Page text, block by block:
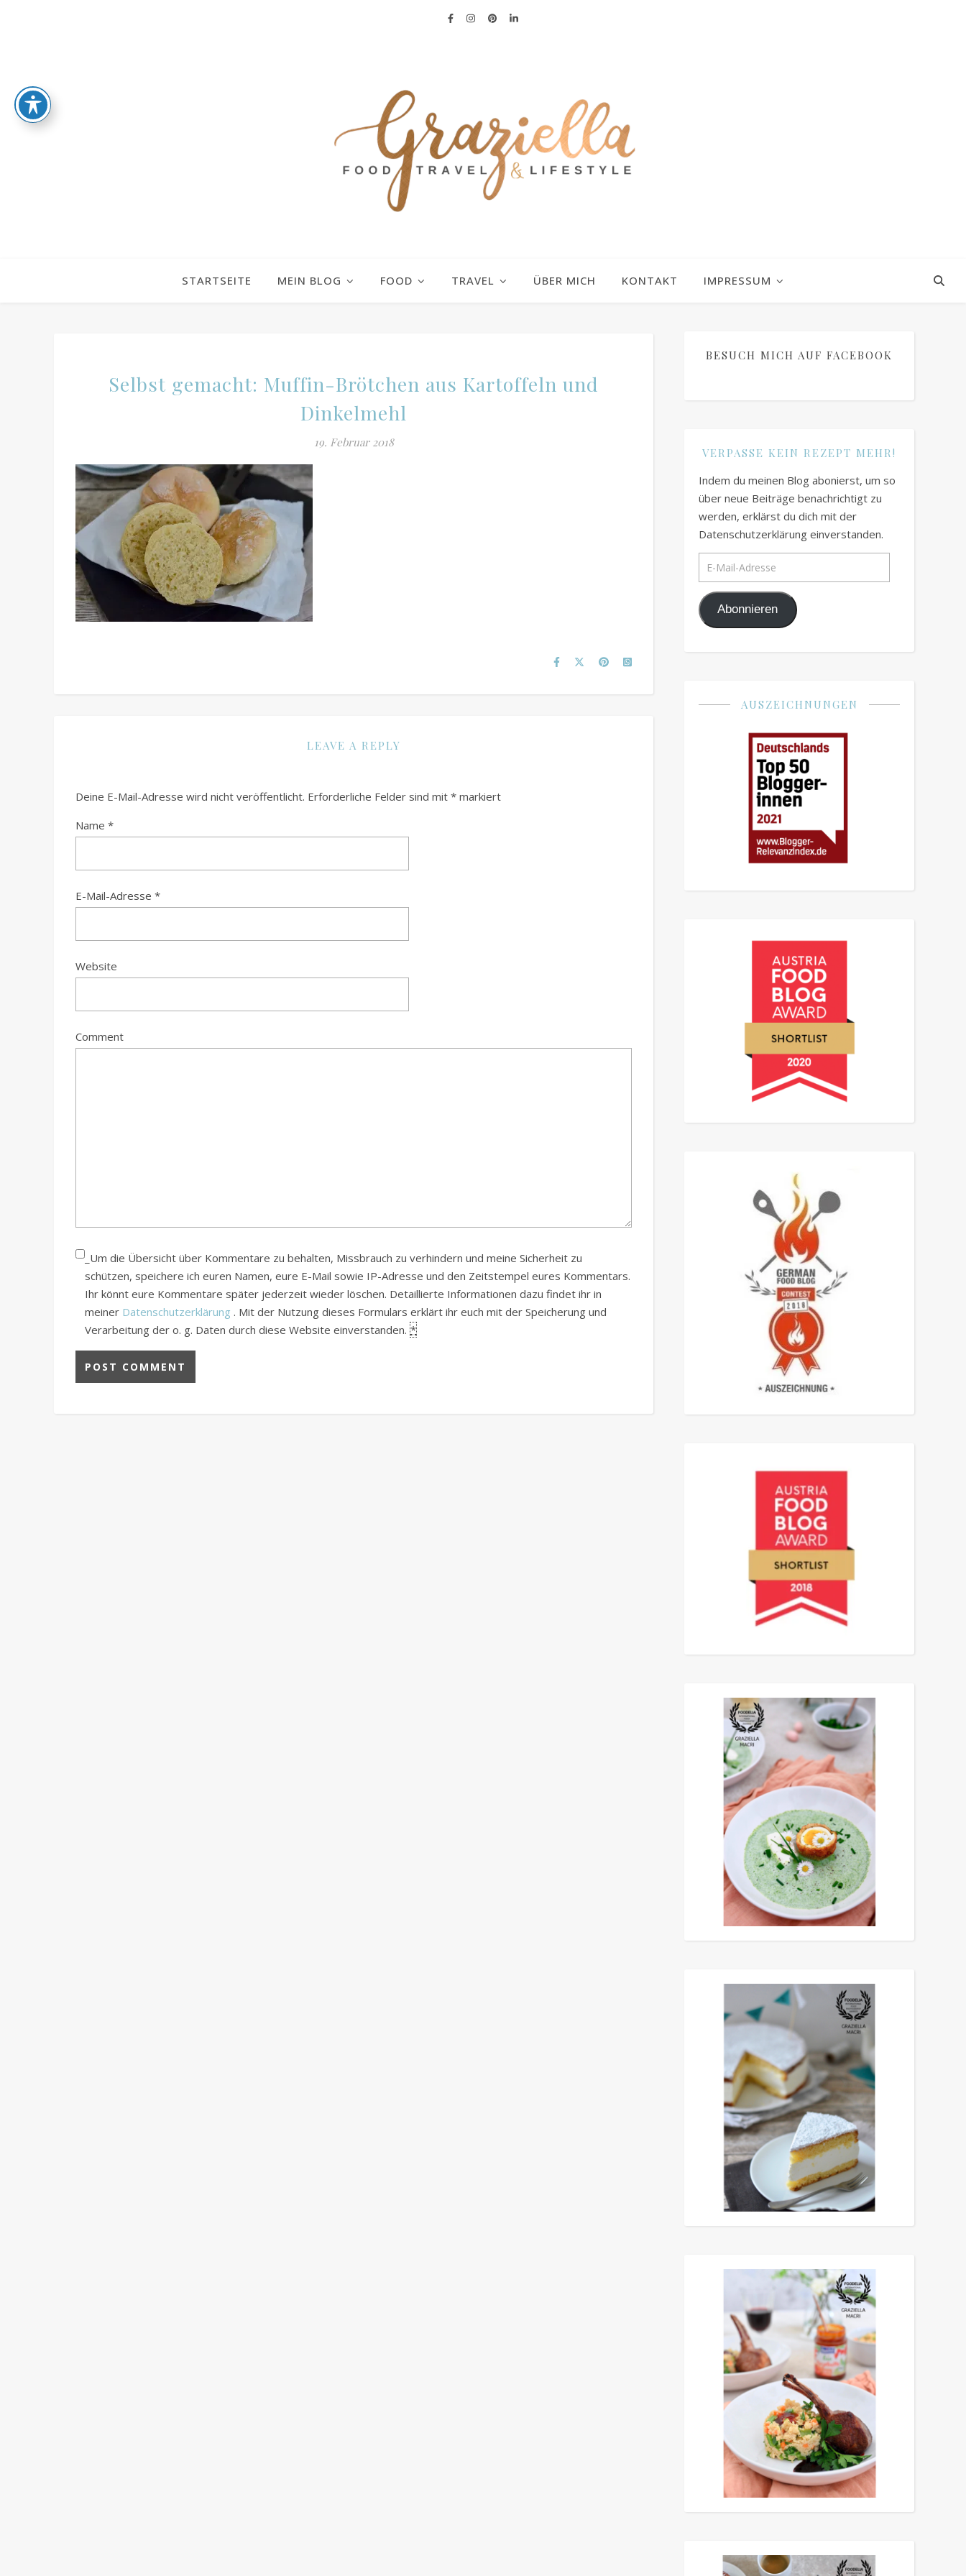
STARTSEITE MEIN BLOG FOOD TRAVEL ÜBER MICH KONTAKT IMPRESSUM
Selbst gemacht: Muffin-Brötchen aus Kartoffeln und
Dinkelmehl
19. Februar 2018
LEAVE A REPLY
Deine E-Mail-Adresse wird nicht veröffentlicht. Erforderliche Felder sind mit * markiert
Name *
E-Mail-Adresse *
Website
Comment
_Um die Übersicht über Kommentare zu behalten, Missbrauch zu verhindern und meine Sicherheit zu
schützen, speichere ich euren Namen, eure E-Mail sowie IP-Adresse und den Zeitstempel eures Kommentars.
Ihr könnt eure Kommentare später jederzeit wieder löschen. Detaillierte Informationen dazu findet ihr in
meiner Datenschutzerklärung . Mit der Nutzung dieses Formulars erklärt ihr euch mit der Speicherung und
Verarbeitung der o. g. Daten durch diese Website einverstanden. *
BESUCH MICH AUF FACEBOOK
VERPASSE KEIN REZEPT MEHR!
Indem du meinen Blog abonierst, um so
über neue Beiträge benachrichtigt zu
werden, erklärst du dich mit der
Datenschutzerklärung einverstanden.
E-Mail-Adresse
Abonnieren
AUSZEICHNUNGEN